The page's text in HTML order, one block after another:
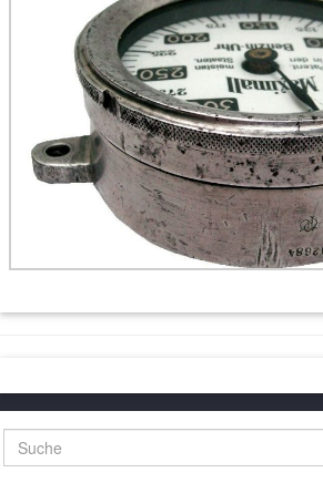
Suche